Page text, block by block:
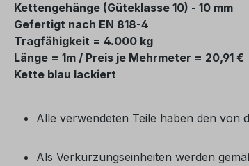
Kettengehänge (Güteklasse 10) - 10 mm
Gefertigt nach EN 818-4
Tragfähigkeit = 4.000 kg
Länge = 1m / Preis je Mehrmeter = 20,91 €
Kette blau lackiert
Alle verwendeten Teile haben den von
Als Verkürzungseinheiten werden